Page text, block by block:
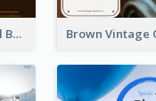
Gold Brown Hotel Booking Gift Card